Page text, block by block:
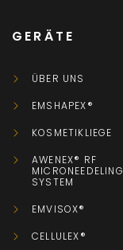
GERÄTE
ÜBER UNS
EMSHAPEX®
KOSMETIKLIEGE
AWENEX® RF
MICRONEEDELING
SYSTEM
EMVISOX®
CELLULEX®